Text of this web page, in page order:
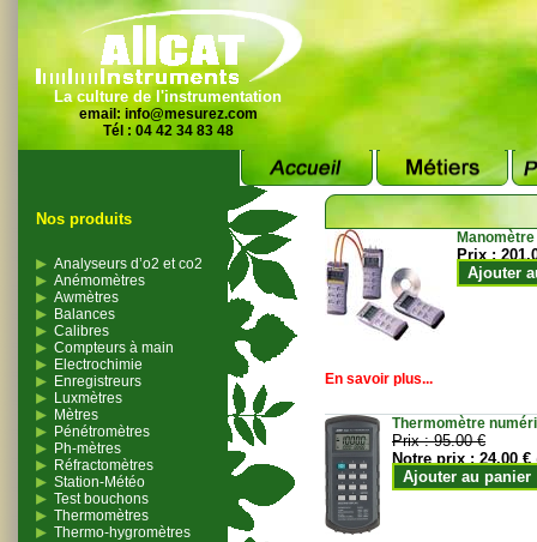
La culture de l'instrumentation
email: info@mesurez.com
Tél : 04 42 34 83 48
Nos produits
Analyseurs d’o2 et co2
Anémomètres
Awmètres
Balances
Calibres
Compteurs à main
Electrochimie
Enregistreurs
Luxmètres
Mètres
Pénétromètres
Ph-mètres
Réfractomètres
Station-Météo
Test bouchons
Thermomètres
Thermo-hygromètres
Prix :
Ajouter
En savoir plus...
Thermomètre
Prix :95.00 €
Notre prix :24.00 €
Ajouter au panier